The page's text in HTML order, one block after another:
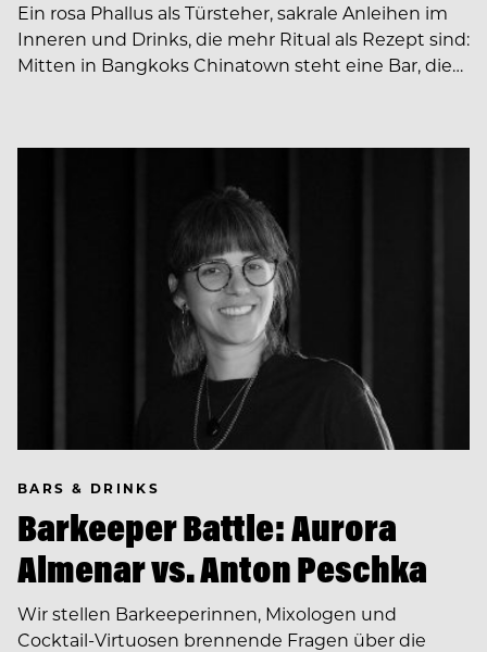
Ein rosa Phallus als Türsteher, sakrale Anleihen im
Inneren und Drinks, die mehr Ritual als Rezept sind:
Mitten in Bangkoks Chinatown steht eine Bar, die…
BARS & DRINKS
Barkeeper Battle: Aurora
Almenar vs. Anton Peschka
Wir stellen Barkeeperinnen, Mixologen und
Cocktail-Virtuosen brennende Fragen über die